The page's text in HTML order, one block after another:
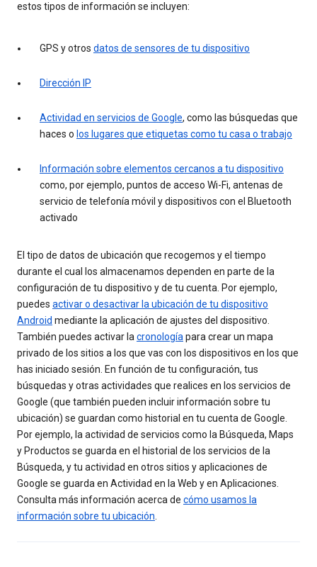
estos tipos de información se incluyen:
GPS y otros datos de sensores de tu dispositivo
Dirección IP
Actividad en servicios de Google, como las búsquedas que
haces o los lugares que etiquetas como tu casa o trabajo
Información sobre elementos cercanos a tu dispositivo
como, por ejemplo, puntos de acceso Wi-Fi, antenas de
servicio de telefonía móvil y dispositivos con el Bluetooth
activado
El tipo de datos de ubicación que recogemos y el tiempo
durante el cual los almacenamos dependen en parte de la
configuración de tu dispositivo y de tu cuenta. Por ejemplo,
puedes activar o desactivar la ubicación de tu dispositivo
Android mediante la aplicación de ajustes del dispositivo.
También puedes activar la cronología para crear un mapa
privado de los sitios a los que vas con los dispositivos en los que
has iniciado sesión. En función de tu configuración, tus
búsquedas y otras actividades que realices en los servicios de
Google (que también pueden incluir información sobre tu
ubicación) se guardan como historial en tu cuenta de Google.
Por ejemplo, la actividad de servicios como la Búsqueda, Maps
y Productos se guarda en el historial de los servicios de la
Búsqueda, y tu actividad en otros sitios y aplicaciones de
Google se guarda en Actividad en la Web y en Aplicaciones.
Consulta más información acerca de cómo usamos la
información sobre tu ubicación